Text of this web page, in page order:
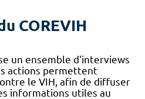
COREVIH
un ensemble d'interviews
actions permettent
le VIH, afin de diffuser
informations utiles au